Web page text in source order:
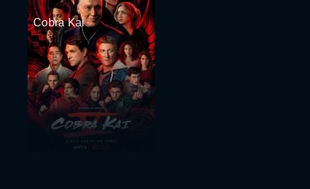
Cobra Kai